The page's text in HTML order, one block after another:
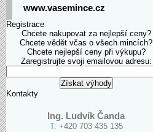
www.vasemince.cz
Registrace
Chcete nakupovat za nejlepší ceny?
Chcete vědět včas o všech mincích?
Chcete nejlepší ceny při výkupu?
Zaregistrujte svoji emailovou adresu:
Kontakty
Ing. Ludvík Čanda
T: +420 703 435 135